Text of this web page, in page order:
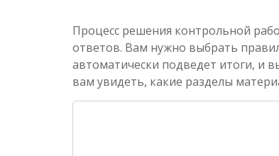
Процесс решения контрольной
ответов. Вам нужно выбрать
автоматически подведет итоги, и
вам увидеть, какие разделы